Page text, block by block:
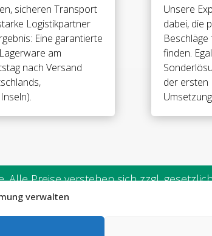
verwalten
ONYX
schwarz
matt
•
mit
und
Vollabdeckung
mm
//
WELLNESS
sicheren Transport
Logistikpartner
Eine garantierte
am
nach Versand
Unsere
dabei, die
finden.
der ersten
Preise verstehen sich zzgl.